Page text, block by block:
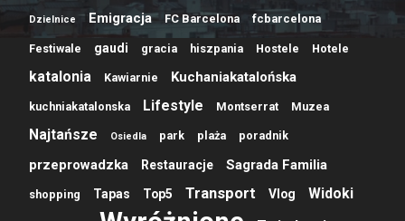
Dzielnice Emigracja FC Barcelona fcbarcelona
Festiwale gaudi gracia hiszpania Hostele Hotele
katalonia Kawiarnie Kuchaniakatalońska
kuchniakatalonska Lifestyle Montserrat Muzea
Najtańsze Osiedla park plaża poradnik
przeprowadzka Restauracje Sagrada Familia
shopping Tapas Top5 Transport Vlog Widoki